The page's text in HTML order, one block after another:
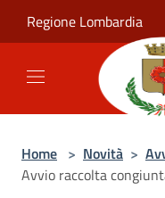
Regione Lombardia
Home > Novità >
Avvio raccolta